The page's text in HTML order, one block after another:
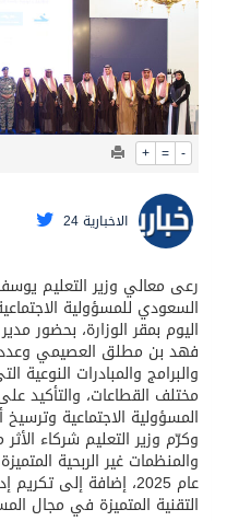
محافظ عفيف يؤدي
+ = -
الاخبارية 24
رعى معالي وزير التعليم يوسف
السعودي للمسؤولية
اليوم بمقر الوزارة، بحضور
فهد بن مطلق العصيمي وعدد
والبرامج والمبادرات النوعية
مختلف القطاعات، والتأكيد
المسؤولية الاجتماعية
وكرّم وزير التعليم شركاء
والمنظمات غير الربحية
عام 2025، إضافة إلى
التقنية المتميزة في مجال